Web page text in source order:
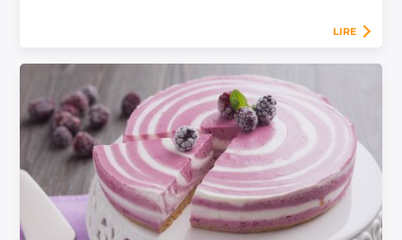
LIRE